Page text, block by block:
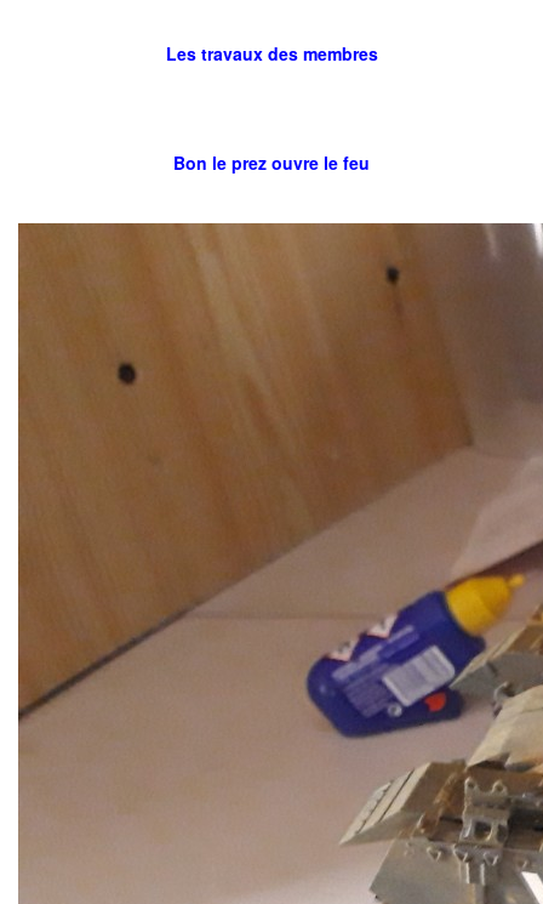
Les travaux des membres
Bon le prez ouvre le feu